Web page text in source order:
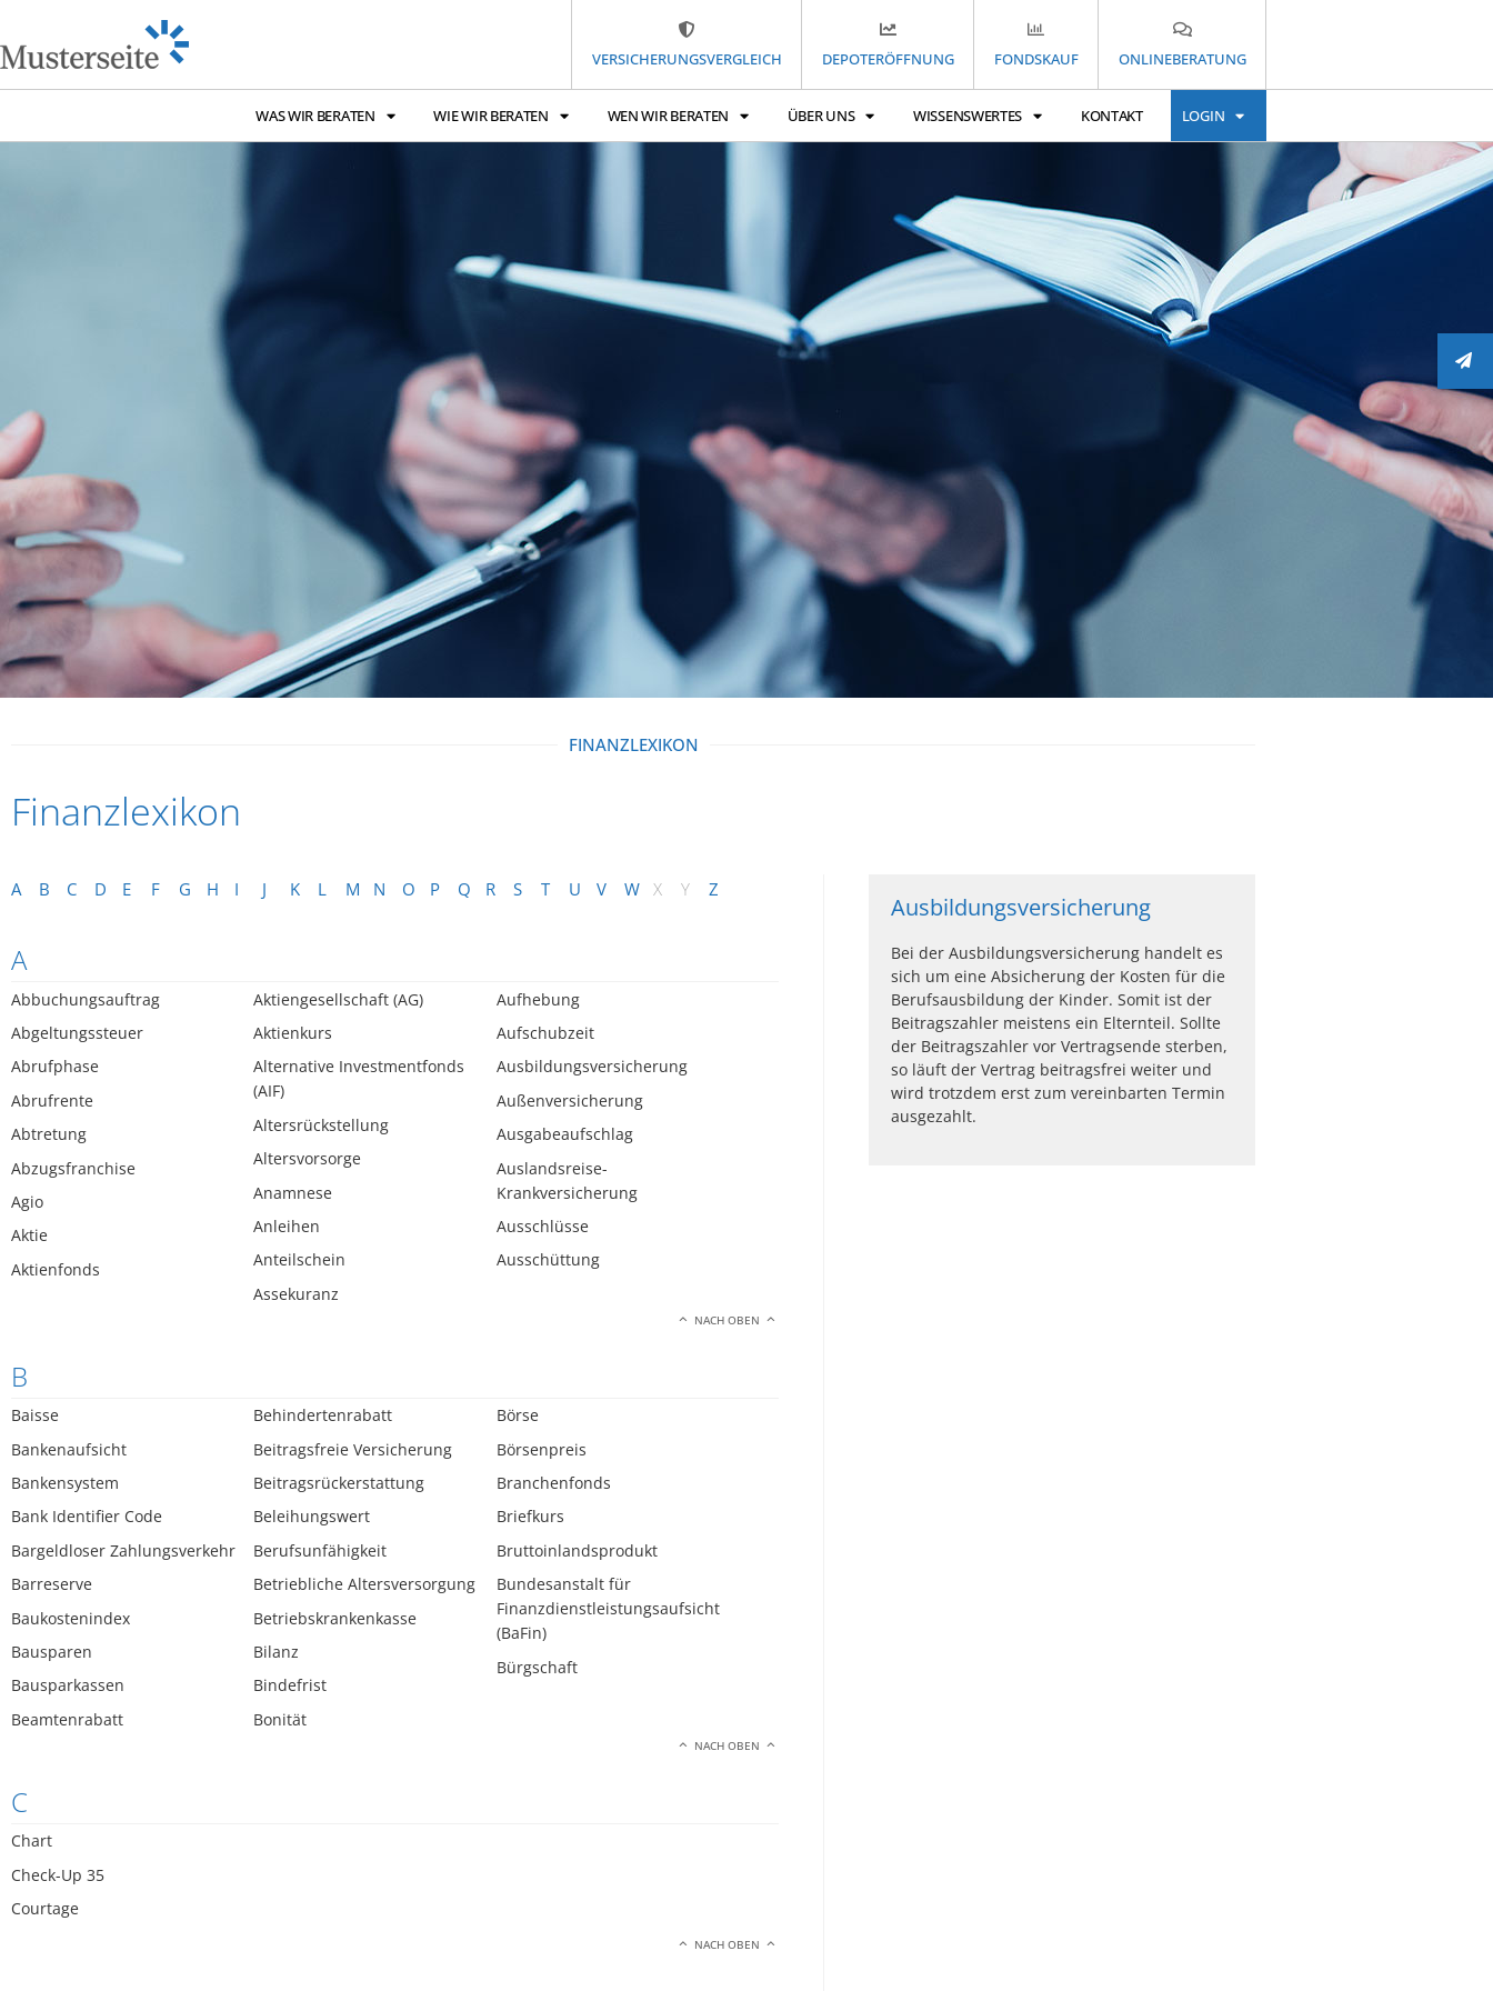
VERSICHERUNGSVERGLEICH DEPOTERÖFFNUNG FONDSKAUF ONLINEBERATUNG
WAS WIR BERATEN WIE WIR BERATEN WEN WIR BERATEN ÜBER UNS WISSENSWERTES KONTAKT LOGIN
FINANZLEXIKON
Finanzlexikon
A B C D E F G H I J K L M N O P Q R S T U V W X Y Z
A
Abbuchungsauftrag
Abgeltungssteuer
Abrufphase
Abrufrente
Abtretung
Abzugsfranchise
Agio
Aktie
Aktienfonds
Aktiengesellschaft (AG)
Aktienkurs
Alternative Investmentfonds
(AIF)
Altersrückstellung
Altersvorsorge
Anamnese
Anleihen
Anteilschein
Assekuranz
Aufhebung
Aufschubzeit
Ausbildungsversicherung
Außenversicherung
Ausgabeaufschlag
Auslandsreise-
Krankversicherung
Ausschlüsse
Ausschüttung
NACH OBEN
B
Baisse
Bankenaufsicht
Bankensystem
Bank Identifier Code
Bargeldloser Zahlungsverkehr
Barreserve
Baukostenindex
Bausparen
Bausparkassen
Beamtenrabatt
Behindertenrabatt
Beitragsfreie Versicherung
Beitragsrückerstattung
Beleihungswert
Berufsunfähigkeit
Betriebliche Altersversorgung
Betriebskrankenkasse
Bilanz
Bindefrist
Bonität
Börse
Börsenpreis
Branchenfonds
Briefkurs
Bruttoinlandsprodukt
Bundesanstalt für
Finanzdienstleistungsaufsicht
(BaFin)
Bürgschaft
NACH OBEN
C
Chart
Check-Up 35
Courtage
NACH OBEN
Ausbildungsversicherung
Bei der Ausbildungsversicherung handelt es
sich um eine Absicherung der Kosten für die
Berufsausbildung der Kinder. Somit ist der
Beitragszahler meistens ein Elternteil. Sollte
der Beitragszahler vor Vertragsende sterben,
so läuft der Vertrag beitragsfrei weiter und
wird trotzdem erst zum vereinbarten Termin
ausgezahlt.